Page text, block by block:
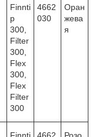
Finnti
p
300,
Filter
300,
Flex
300,
Flex
Filter
300
4662
030
Оран
жева
я
Finnti
4662
Розо